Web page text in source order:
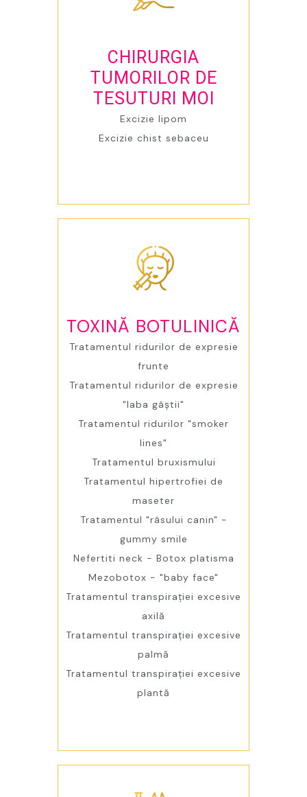
CHIRURGIA
TUMORILOR DE
TESUTURI MOI
Excizie lipom
Excizie chist sebaceu
TOXINĂ BOTULINICĂ
Tratamentul ridurilor de expresie
frunte
Tratamentul ridurilor de expresie
"laba gâștii"
Tratamentul ridurilor "smoker
lines"
Tratamentul bruxismului
Tratamentul hipertrofiei de
maseter
Tratamentul "râsului canin" -
gummy smile
Nefertiti neck - Botox platisma
Mezobotox - "baby face"
Tratamentul transpirației excesive
axilă
Tratamentul transpirației excesive
palmă
Tratamentul transpirației excesive
plantă